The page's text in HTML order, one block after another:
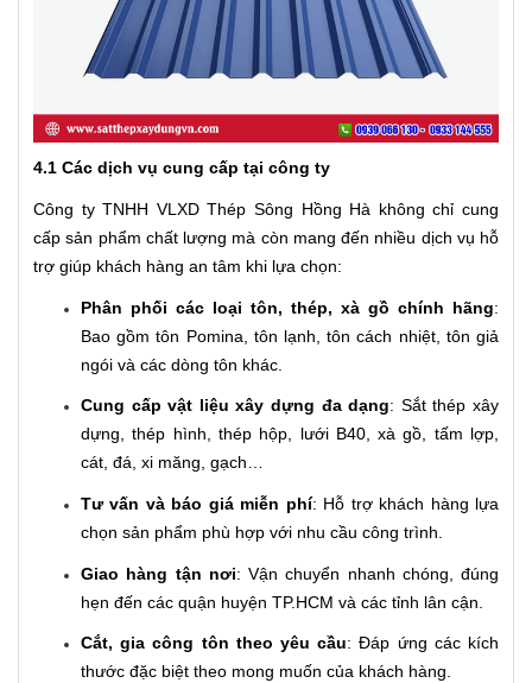
4.1 Các dịch vụ cung cấp tại công ty
Công ty TNHH VLXD Thép Sông Hồng Hà không chỉ cung
cấp sản phẩm chất lượng mà còn mang đến nhiều dịch vụ hỗ
trợ giúp khách hàng an tâm khi lựa chọn:
Phân phối các loại tôn, thép, xà gồ chính hãng:
Bao gồm tôn Pomina, tôn lạnh, tôn cách nhiệt, tôn giả
ngói và các dòng tôn khác.
Cung cấp vật liệu xây dựng đa dạng: Sắt thép xây
dựng, thép hình, thép hộp, lưới B40, xà gồ, tấm lợp,
cát, đá, xi măng, gạch…
Tư vấn và báo giá miễn phí: Hỗ trợ khách hàng lựa
chọn sản phẩm phù hợp với nhu cầu công trình.
Giao hàng tận nơi: Vận chuyển nhanh chóng, đúng
hẹn đến các quận huyện TP.HCM và các tỉnh lân cận.
Cắt, gia công tôn theo yêu cầu: Đáp ứng các kích
thước đặc biệt theo mong muốn của khách hàng.